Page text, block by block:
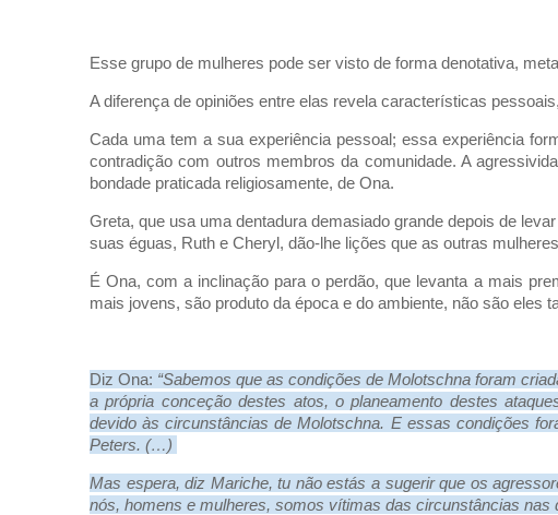
Esse grupo de mulheres pode ser visto de forma denotativa,
A diferença de opiniões entre elas revela características
Cada uma tem a sua experiência pessoal; essa experiência
contradição com outros membros da comunidade. A
bondade praticada religiosamente, de Ona.
Greta, que usa uma dentadura demasiado grande depois de
suas éguas, Ruth e Cheryl, dão-lhe lições que as outras
É Ona, com a inclinação para o perdão, que levanta a mais
mais jovens, são produto da época e do ambiente, não são eles
Diz Ona: “Sabemos que as condições de Molotschna foram
a própria conceção destes atos, o planeamento destes
devido às circunstâncias de Molotschna. E essas condições
Peters. (…)
Mas espera, diz Mariche, tu não estás a sugerir que os
nós, homens e mulheres, somos vítimas das circunstâncias nas